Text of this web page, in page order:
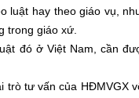
luật hay theo giáo vụ,
trong giáo xứ.
đó ở Việt Nam, cần
trò tư vấn của HĐMVGX